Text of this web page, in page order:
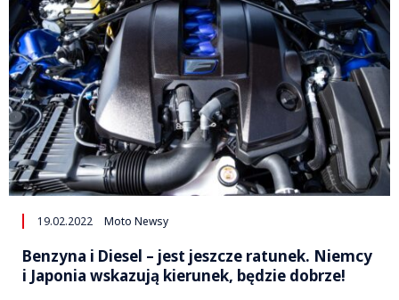
19.02.2022 Moto Newsy
Benzyna i Diesel – jest jeszcze ratunek. Niemcy
i Japonia wskazują kierunek, będzie dobrze!